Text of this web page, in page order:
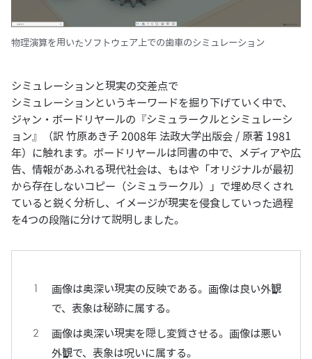
物理演算を用いたソフトウェア上での歯車のシミュレーション
シミュレーションと現実の交差点で
シミュレーションというキーワードを掘り下げていく中で、
ジャン・ボードリヤールの『シミュラークルとシミュレーシ
ョン』（訳 竹原あき子 2008年 法政大学出版会 / 原著 1981
年）に触れます。ボードリヤールは同書の中で、メディアや広
告、情報があふれる現代社会は、もはや「オリジナルが最初
から存在しないコピー（シミュラークル）」で埋め尽くされ
ていると鋭く分析し、イメージが現実を侵食していった過程
を4つの段階に分けて説明しました。
画像は奥深い現実の反映である。画像は良い外観
で、表象は秘跡に属する。
画像は奥深い現実を隠し変質させる。画像は悪い
外観で、表象は呪いに属する。